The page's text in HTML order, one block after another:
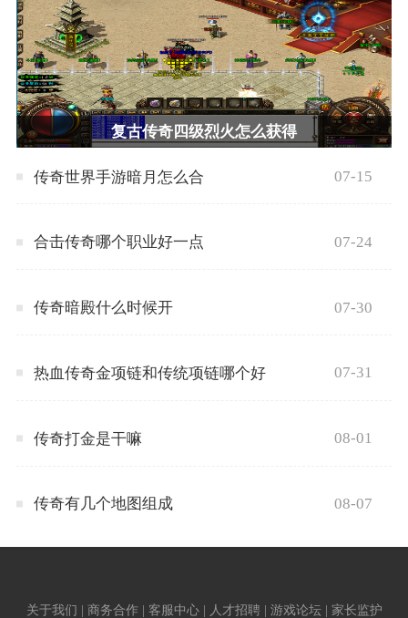
复古传奇四级烈火怎么获得
传奇世界手游暗月怎么合 07-15
合击传奇哪个职业好一点 07-24
传奇暗殿什么时候开 07-30
热血传奇金项链和传统项链哪个好 07-31
传奇打金是干嘛 08-01
传奇有几个地图组成 08-07
关于我们 | 商务合作 | 客服中心 | 人才招聘 | 游戏论坛 | 家长监护